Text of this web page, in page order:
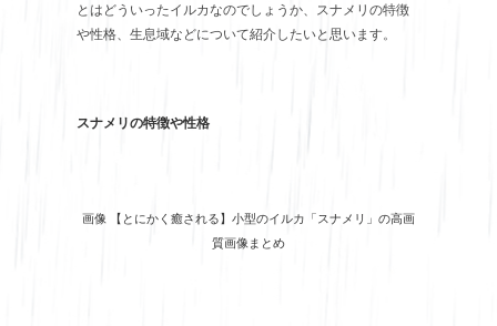
とはどういったイルカなのでしょうか、スナメリの特徴
や性格、生息域などについて紹介したいと思います。
スナメリの特徴や性格
画像 【とにかく癒される】小型のイルカ「スナメリ」の高画
質画像まとめ